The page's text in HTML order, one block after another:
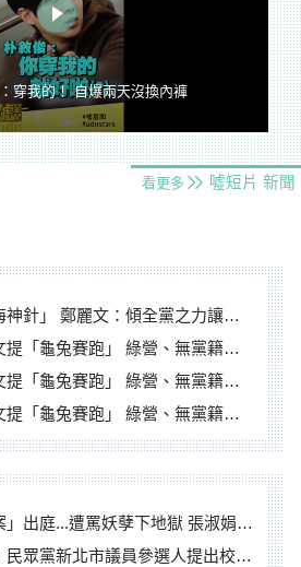
穿我的！ 自爆兩天沒換內褲
看更多 噓短片 新聞
」 鄭麗文：傾全黨之力讓彰化贏
兔賽跑」 綠營、無黨籍忙否認是烏龜
兔賽跑」 綠營、無黨籍忙否認是烏龜
兔賽跑」 綠營、無黨籍忙否認是烏龜
遭罵妖孽下地獄 張淑娟批：舌頭殺人有罪
北市議員參選人提出校園反毒防線升級政見